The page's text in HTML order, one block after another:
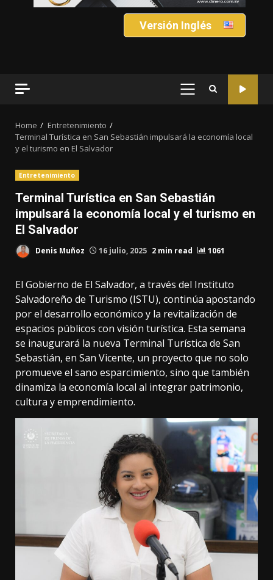
Versión Inglés
PRIMARY
Home
Entretenimiento
Terminal Turística en San Sebastián impulsará la economía local
y el turismo en El Salvador
Entretenimiento
Terminal Turística en San Sebastián
impulsará la economía local y el turismo en
El Salvador
Denis Muñoz 16 julio, 2025 2 min read 1061
El Gobierno de El Salvador, a través del Instituto
Salvadoreño de Turismo (ISTU), continúa apostando
por el desarrollo económico y la revitalización de
espacios públicos con visión turística. Esta semana
se inaugurará la nueva Terminal Turística de San
Sebastián, en San Vicente, un proyecto que no solo
promueve el sano esparcimiento, sino que también
dinamiza la economía local al integrar patrimonio,
cultura y emprendimiento.